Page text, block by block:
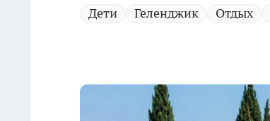
Дети Геленджик Отдых